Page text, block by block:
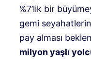
%7’lik bir
gemi
pay alması
milyon yaşlı